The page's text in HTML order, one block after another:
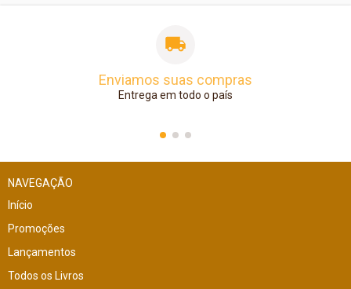
Enviamos suas compras
Entrega em todo o país
NAVEGAÇÃO
Início
Promoções
Lançamentos
Todos os Livros